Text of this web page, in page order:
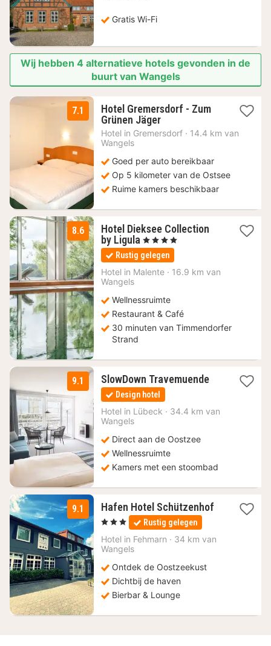
Gratis Wi-Fi
Wij hebben 4 alternatieve hotels gevonden in de
buurt van Wangels
7.1
Hotel Gremersdorf - Zum
Grünen Jäger1
nacht
€
Hotel in Gremersdorf · 14.4 km van
Wangels
Goed per auto bereikbaar
Op 5 kilometer van de Ostsee
Ruime kamers beschikbaar
8.6
Hotel Dieksee Collection
by Ligula 1
nacht
vanaf
99,70
, 4 Sterren
Rustig gelegen
Hotel in Malente · 16.9 km van
Wangels
Wellnessruimte
Restaurant & Café
30 minuten van Timmendorfer
Strand
9.1 SlowDown Travemuende1
155
Design hotel
Hotel in Lübeck · 34.4 km van
Wangels
Direct aan de Oostzee
Wellnessruimte
Kamers met een stoombad
9.1 Hafen Hotel Schützenhof1
139
, 3 Sterren Rustig gelegen
Hotel in Fehmarn · 34 km van
Wangels
Ontdek de Oostzeekust
Dichtbij de haven
Bierbar & Lounge